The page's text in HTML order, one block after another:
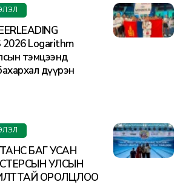
2026 Logarithm
тэмцээнд
дүүрэн
БАГ УСАН
УЛСЫН
ОРОЛЦЛОО